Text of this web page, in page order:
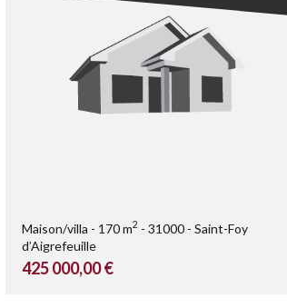
Maison/villa 170 m2 31000
Saint-Foy
d’Aigrefeuille
425 000,00 €